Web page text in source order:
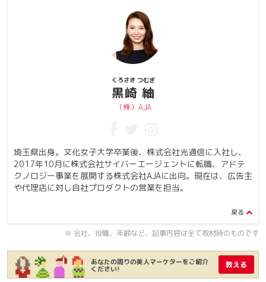
黒崎 紬
くろさき つむぎ
（株）AJA
埼玉県出身。文化女子大学卒業後、株式会社光通信に入社し、
2017年10月に株式会社サイバーエージェントに転職、アドテ
クノロジー事業を展開する株式会社AJAに出向。現在は、広告主
や代理店に対し自社プロダクトの営業を担当。
※ 会社、役職、年齢など、記事内容は全て取材時のものです
あなたの周りの美人マーケターをご紹介
ください! 教える